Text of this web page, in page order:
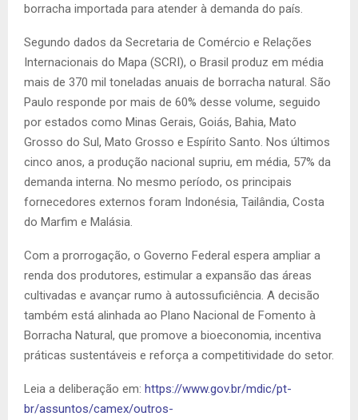
borracha importada para atender à demanda do país.
Segundo dados da Secretaria de Comércio e Relações
Internacionais do Mapa (SCRI), o Brasil produz em média
mais de 370 mil toneladas anuais de borracha natural. São
Paulo responde por mais de 60% desse volume, seguido
por estados como Minas Gerais, Goiás, Bahia, Mato
Grosso do Sul, Mato Grosso e Espírito Santo. Nos últimos
cinco anos, a produção nacional supriu, em média, 57% da
demanda interna. No mesmo período, os principais
fornecedores externos foram Indonésia, Tailândia, Costa
do Marfim e Malásia.
Com a prorrogação, o Governo Federal espera ampliar a
renda dos produtores, estimular a expansão das áreas
cultivadas e avançar rumo à autossuficiência. A decisão
também está alinhada ao Plano Nacional de Fomento à
Borracha Natural, que promove a bioeconomia, incentiva
práticas sustentáveis e reforça a competitividade do setor.
Leia a deliberação em: https://www.gov.br/mdic/pt-
br/assuntos/camex/outros-